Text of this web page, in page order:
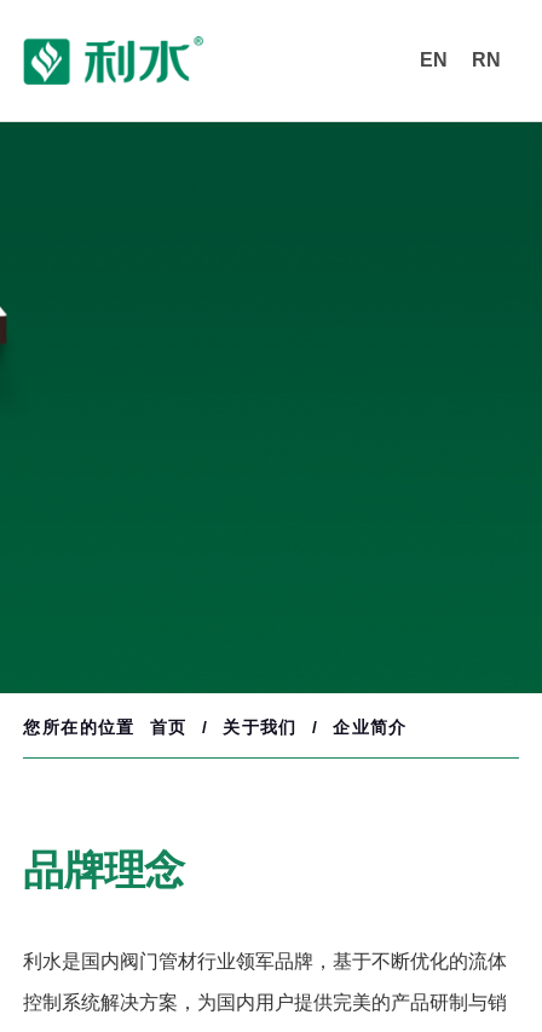
EN RN
您所在的位置 首页 / 关于我们 / 企业简介
品牌理念
利水是国内阀门管材行业领军品牌，基于不断优化的流体
控制系统解决方案，为国内用户提供完美的产品研制与销